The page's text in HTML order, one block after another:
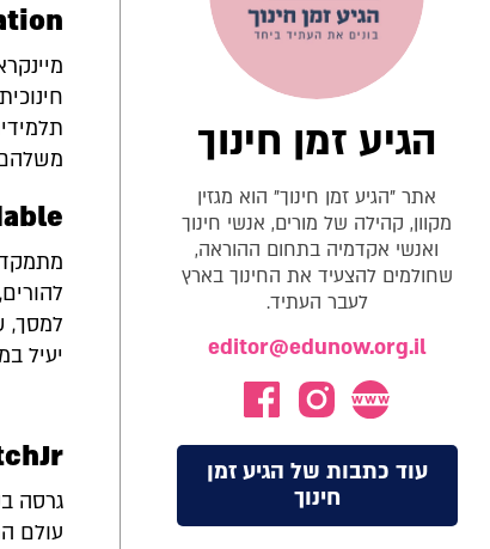
מתמקד
למסך,
יעיל
עולם
הגיע זמן חינוך
אתר "הגיע זמן חינוך" הוא מגזין
מקוון, קהילה של מורים, אנשי חינוך
ואנשי אקדמיה בתחום ההוראה,
שחולמים להצעיד את החינוך בארץ
לעבר העתיד.
editor@edunow.org.il
עוד כתבות של הגיע זמן
חינוך